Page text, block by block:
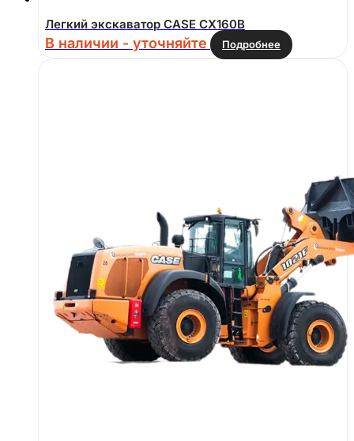
Легкий экскаватор CASE CX160B
В наличии - уточняйте Подробнее